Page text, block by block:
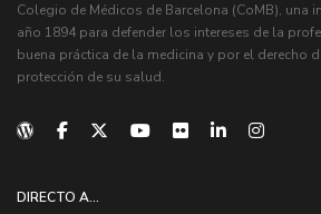
Colegio de Médicos de Barcelona (CoMB), una
año 1894 para defender los intereses de la
buena práctica de la medicina y por el derecho
protección de su salud.
DIRECTO A...